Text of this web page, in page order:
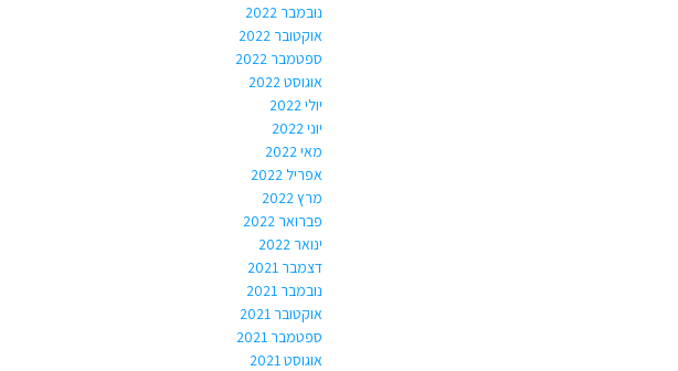
נובמבר 2022
אוקטובר 2022
ספטמבר 2022
אוגוסט 2022
יולי 2022
יוני 2022
מאי 2022
אפריל 2022
מרץ 2022
פברואר 2022
ינואר 2022
דצמבר 2021
נובמבר 2021
אוקטובר 2021
ספטמבר 2021
אוגוסט 2021